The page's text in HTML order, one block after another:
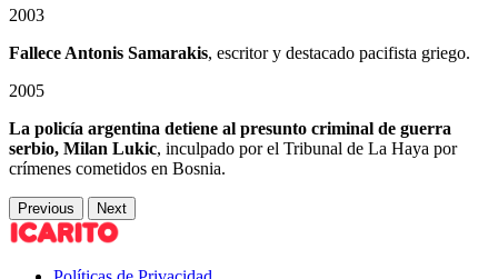
2003
Fallece Antonis Samarakis, escritor y destacado pacifista griego.
2005
La policía argentina detiene al presunto criminal de guerra
serbio, Milan Lukic, inculpado por el Tribunal de La Haya por
crímenes cometidos en Bosnia.
Previous Next